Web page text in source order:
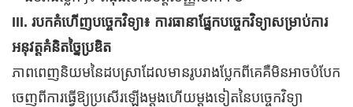
III. របកគំហើញបច្ចេកវិទ្យា៖ ការធានាផ្នែកបច្ចេកវិទ្យាសម្រាប់ការ
អនុវត្តគំនិតច្នៃប្រឌិត
ភាពពេញនិយមនៃដបស្រាដែលមានរូបរាងប្លែកពីគេគឺមិនអាចបំបែក
ចេញពីការធ្វើឱ្យប្រសើរឡើងម្តងហើយម្តងទៀតនៃបច្ចេកវិទ្យា